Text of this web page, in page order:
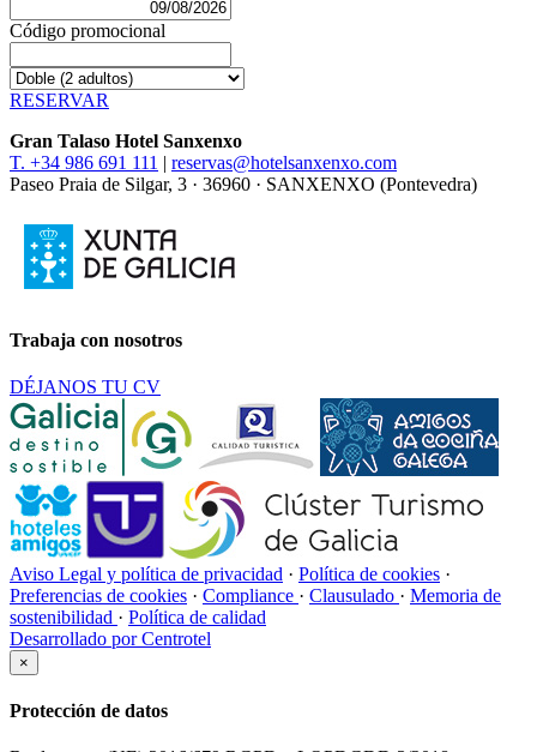
Código promocional
RESERVAR
Gran Talaso Hotel Sanxenxo
T. +34 986 691 111 | reservas@hotelsanxenxo.com
Paseo Praia de Silgar, 3 · 36960 · SANXENXO (Pontevedra)
Trabaja con nosotros
DÉJANOS TU CV
Aviso Legal y política de privacidad · Política de cookies ·
Preferencias de cookies · Compliance · Clausulado · Memoria de
sostenibilidad · Política de calidad
Desarrollado por Centrotel
×
Protección de datos